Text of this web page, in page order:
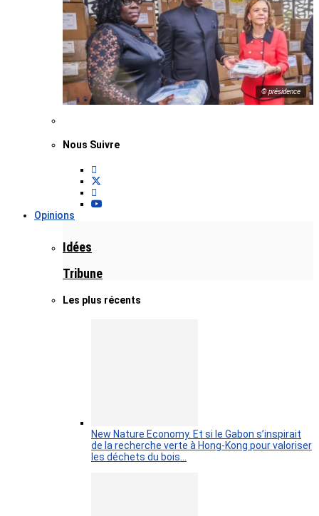
© présidence
Nous Suivre
Opinions
Idées
Tribune
Les plus récents
New Nature Economy. Et si le Gabon s’inspirait
de la recherche verte à Hong-Kong pour valoriser
les déchets du bois…